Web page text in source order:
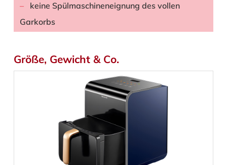
keine Spülmaschineneignung des vollen
Garkorbs
Größe, Gewicht & Co.